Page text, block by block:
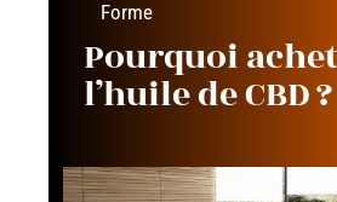
Forme
Pourquoi
l’huile de CBD ?